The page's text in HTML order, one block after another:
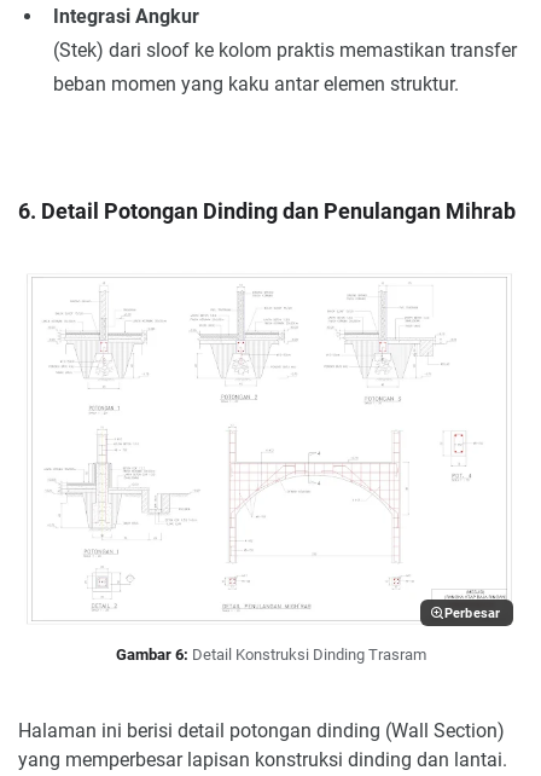
Integrasi Angkur
(Stek) dari sloof ke kolom praktis memastikan transfer
beban momen yang kaku antar elemen struktur.
6. Detail Potongan Dinding dan Penulangan Mihrab
Perbesar
Gambar 6: Detail Konstruksi Dinding Trasram
Halaman ini berisi detail potongan dinding (Wall Section)
yang memperbesar lapisan konstruksi dinding dan lantai.